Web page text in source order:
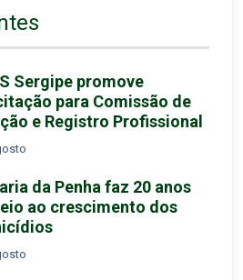
Sergipe promove
para Comissão de
e Registro Profissional
da Penha faz 20 anos
ao crescimento dos